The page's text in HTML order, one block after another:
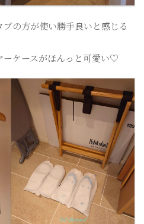
の方が使い勝手良いと感じる
ーケースがほんっと可愛い♡